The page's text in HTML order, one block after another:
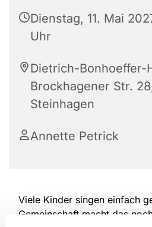
Dienstag, 11. Mai
Uhr
Dietrich-Bonhoeffer-
Brockhagener Str.
Steinhagen
Annette Petrick
Viele Kinder singen einfach
Gemeinschaft macht das